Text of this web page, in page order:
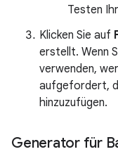
Testen
Klicken Sie auf
erstellt. Wenn
verwenden,
aufgefordert,
hinzuzufügen.
Generator für